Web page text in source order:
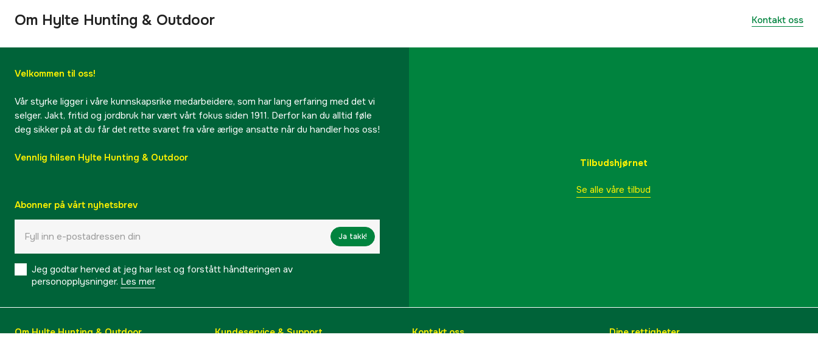
Om Hylte Hunting & Outdoor Kontakt oss
Velkommen til oss!
Vår styrke ligger i våre kunnskapsrike medarbeidere, som har lang erfaring med det vi
selger. Jakt, fritid og jordbruk har vært vårt fokus siden 1911. Derfor kan du alltid føle
deg sikker på at du får det rette svaret fra våre ærlige ansatte når du handler hos oss!
Vennlig hilsen Hylte Hunting & Outdoor
Abonner på vårt nyhetsbrev
Ja takk!
Jeg godtar herved at jeg har lest og forstått håndteringen av
personopplysninger. Les mer
Tilbudshjørnet
Se alle våre tilbud
Om Hylte Hunting & Outdoor Kundeservice & Support Kontakt oss Dine rettigheter